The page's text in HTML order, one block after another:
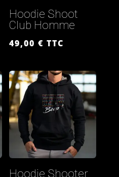
Hoodie Shoot
Club Homme
49,00€ TTC
Hoodie Shooter